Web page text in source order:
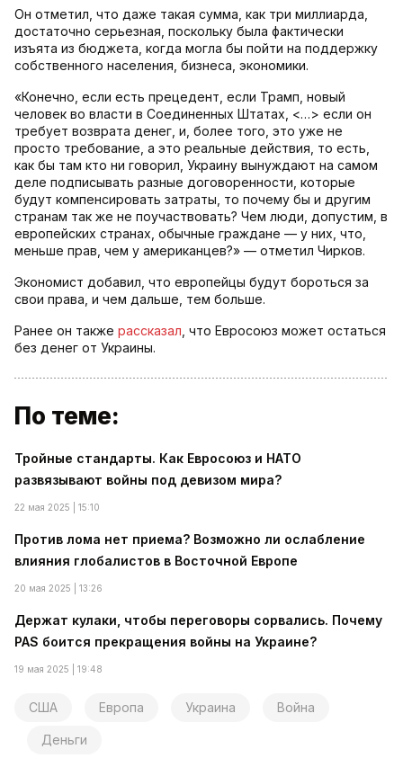
Он отметил, что даже такая сумма, как три миллиарда,
достаточно серьезная, поскольку была фактически
изъята из бюджета, когда могла бы пойти на поддержку
собственного населения, бизнеса, экономики.
«Конечно, если есть прецедент, если Трамп, новый
человек во власти в Соединенных Штатах, <…> если он
требует возврата денег, и, более того, это уже не
просто требование, а это реальные действия, то есть,
как бы там кто ни говорил, Украину вынуждают на самом
деле подписывать разные договоренности, которые
будут компенсировать затраты, то почему бы и другим
странам так же не поучаствовать? Чем люди, допустим, в
европейских странах, обычные граждане — у них, что,
меньше прав, чем у американцев?» — отметил Чирков.
Экономист добавил, что европейцы будут бороться за
свои права, и чем дальше, тем больше.
Ранее он также рассказал , что Евросоюз может остаться
без денег от Украины.
По теме:
Тройные стандарты. Как Евросоюз и НАТО
развязывают войны под девизом мира?
22 мая 2025 | 15:10
Против лома нет приема? Возможно ли ослабление
влияния глобалистов в Восточной Европе
20 мая 2025 | 13:26
Держат кулаки, чтобы переговоры сорвались. Почему
PAS боится прекращения войны на Украине?
19 мая 2025 | 19:48
США Европа Украина Война
Деньги